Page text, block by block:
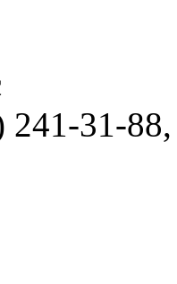
241-31-